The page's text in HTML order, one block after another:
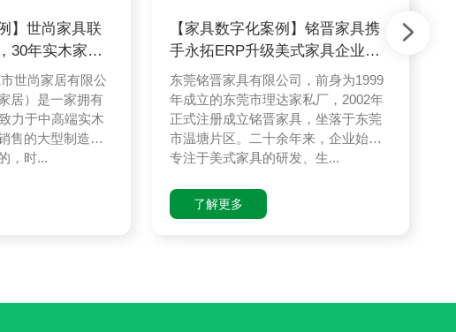
】世尚家具联
30年实木家具
世尚家居有限公
居）是一家拥有
力于中高端实木
售的大型制造企
，时...
【家具数字化案例】铭晋家具携
手永拓ERP升级美式家具企业数
字化之路
东莞铭晋家具有限公司，前身为1999
年成立的东莞市理达家私厂，2002年
正式注册成立铭晋家具，坐落于东莞
市温塘片区。二十余年来，企业始终
专注于美式家具的研发、生...
了解更多